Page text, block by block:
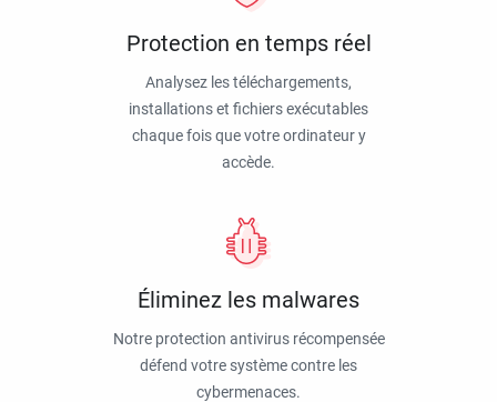
Protection en temps réel
Analysez les téléchargements,
installations et fichiers exécutables
chaque fois que votre ordinateur y
accède.
Éliminez les malwares
Notre protection antivirus récompensée
défend votre système contre les
cybermenaces.